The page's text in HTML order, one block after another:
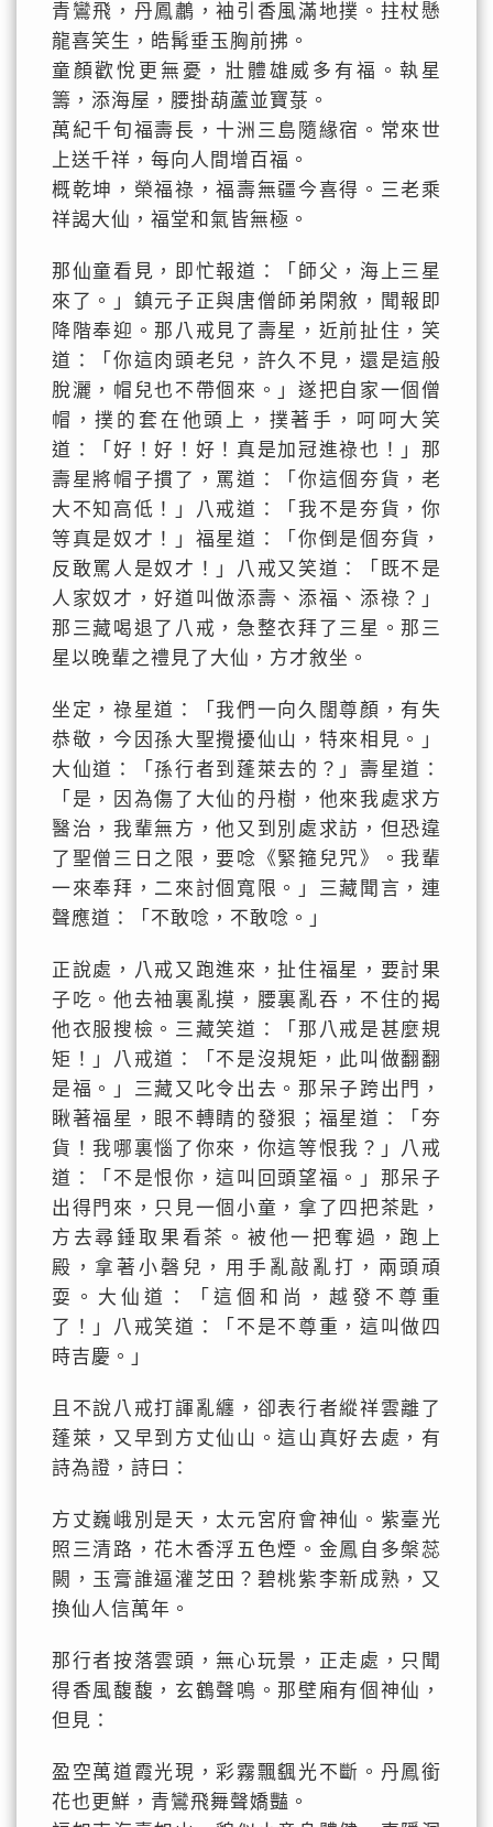
青鸞飛，丹鳳鷫，袖引香風滿地撲。拄杖懸
龍喜笑生，皓髯垂玉胸前拂。
童顏歡悅更無憂，壯體雄威多有福。執星
籌，添海屋，腰掛葫蘆並寶菉。
萬紀千旬福壽長，十洲三島隨緣宿。常來世
上送千祥，每向人間增百福。
概乾坤，榮福祿，福壽無疆今喜得。三老乘
祥謁大仙，福堂和氣皆無極。
那仙童看見，即忙報道：「師父，海上三星
來了。」鎮元子正與唐僧師弟閑敘，聞報即
降階奉迎。那八戒見了壽星，近前扯住，笑
道：「你這肉頭老兒，許久不見，還是這般
脫灑，帽兒也不帶個來。」遂把自家一個僧
帽，撲的套在他頭上，撲著手，呵呵大笑
道：「好！好！好！真是加冠進祿也！」那
壽星將帽子摜了，罵道：「你這個夯貨，老
大不知高低！」八戒道：「我不是夯貨，你
等真是奴才！」福星道：「你倒是個夯貨，
反敢罵人是奴才！」八戒又笑道：「既不是
人家奴才，好道叫做添壽、添福、添祿？」
那三藏喝退了八戒，急整衣拜了三星。那三
星以晚輩之禮見了大仙，方才敘坐。
坐定，祿星道：「我們一向久闊尊顏，有失
恭敬，今因孫大聖攪擾仙山，特來相見。」
大仙道：「孫行者到蓬萊去的？」壽星道：
「是，因為傷了大仙的丹樹，他來我處求方
醫治，我輩無方，他又到別處求訪，但恐違
了聖僧三日之限，要唸《緊箍兒咒》。我輩
一來奉拜，二來討個寬限。」三藏聞言，連
聲應道：「不敢唸，不敢唸。」
正說處，八戒又跑進來，扯住福星，要討果
子吃。他去袖裏亂摸，腰裏亂吞，不住的揭
他衣服搜檢。三藏笑道：「那八戒是甚麼規
矩！」八戒道：「不是沒規矩，此叫做翻翻
是福。」三藏又叱令出去。那呆子跨出門，
瞅著福星，眼不轉睛的發狠；福星道：「夯
貨！我哪裏惱了你來，你這等恨我？」八戒
道：「不是恨你，這叫回頭望福。」那呆子
出得門來，只見一個小童，拿了四把茶匙，
方去尋錘取果看茶。被他一把奪過，跑上
殿，拿著小磬兒，用手亂敲亂打，兩頭頑
耍。大仙道：「這個和尚，越發不尊重
了！」八戒笑道：「不是不尊重，這叫做四
時吉慶。」
且不說八戒打諢亂纏，卻表行者縱祥雲離了
蓬萊，又早到方丈仙山。這山真好去處，有
詩為證，詩曰：
方丈巍峨別是天，太元宮府會神仙。紫臺光
照三清路，花木香浮五色煙。金鳳自多槃蕊
闕，玉膏誰逼灌芝田？碧桃紫李新成熟，又
換仙人信萬年。
那行者按落雲頭，無心玩景，正走處，只聞
得香風馥馥，玄鶴聲鳴。那壁廂有個神仙，
但見：
盈空萬道霞光現，彩霧飄颻光不斷。丹鳳銜
花也更鮮，青鸞飛舞聲嬌豔。